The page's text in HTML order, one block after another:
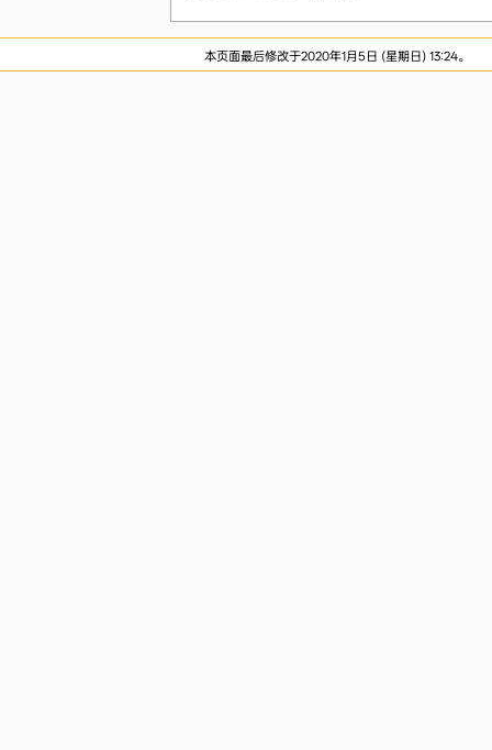
本页面最后修改于2020年1月5日 (星期日) 13:24。